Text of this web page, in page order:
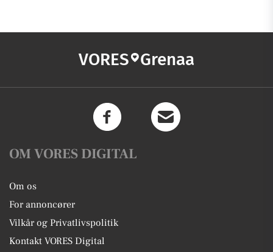
VORES Grenaa
OM VORES DIGITAL
Om os
For annoncører
Vilkår og Privatlivspolitik
Kontakt VORES Digital